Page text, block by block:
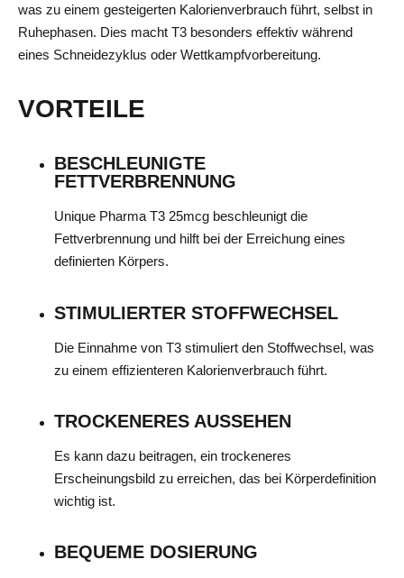
was zu einem gesteigerten Kalorienverbrauch führt, selbst in
Ruhephasen. Dies macht T3 besonders effektiv während
eines Schneidezyklus oder Wettkampfvorbereitung.
VORTEILE
BESCHLEUNIGTE
FETTVERBRENNUNG
Unique Pharma T3 25mcg beschleunigt die
Fettverbrennung und hilft bei der Erreichung eines
definierten Körpers.
STIMULIERTER STOFFWECHSEL
Die Einnahme von T3 stimuliert den Stoffwechsel, was
zu einem effizienteren Kalorienverbrauch führt.
TROCKENERES AUSSEHEN
Es kann dazu beitragen, ein trockeneres
Erscheinungsbild zu erreichen, das bei Körperdefinition
wichtig ist.
BEQUEME DOSIERUNG